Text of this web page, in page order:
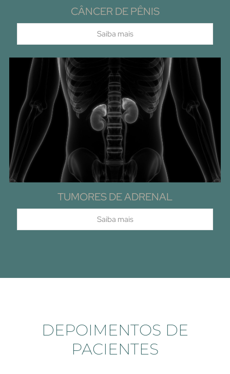
CÂNCER DE PÊNIS
Saiba mais
TUMORES DE ADRENAL
Saiba mais
DEPOIMENTOS DE
PACIENTES